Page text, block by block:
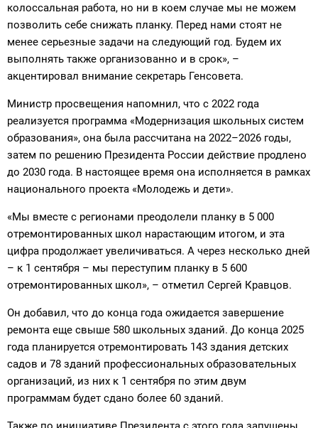
колоссальная работа, но ни в коем случае мы не можем
позволить себе снижать планку. Перед нами стоят не
менее серьезные задачи на следующий год. Будем их
выполнять также организованно и в срок», –
акцентировал внимание секретарь Генсовета.
Министр просвещения напомнил, что с 2022 года
реализуется программа «Модернизация школьных систем
образования», она была рассчитана на 2022–2026 годы,
затем по решению Президента России действие продлено
до 2030 года. В настоящее время она исполняется в рамках
национального проекта «Молодежь и дети».
«Мы вместе с регионами преодолели планку в 5 000
отремонтированных школ нарастающим итогом, и эта
цифра продолжает увеличиваться. А через несколько дней
– к 1 сентября – мы переступим планку в 5 600
отремонтированных школ», – отметил Сергей Кравцов.
Он добавил, что до конца года ожидается завершение
ремонта еще свыше 580 школьных зданий. До конца 2025
года планируется отремонтировать 143 здания детских
садов и 78 зданий профессиональных образовательных
организаций, из них к 1 сентября по этим двум
программам будет сдано более 60 зданий.